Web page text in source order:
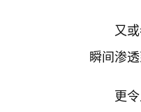
又
瞬间渗
更